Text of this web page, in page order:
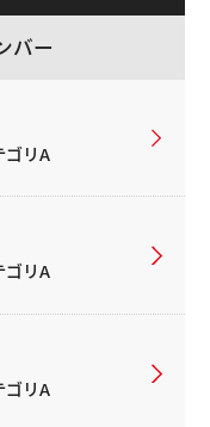
バー
リA
リA
リA